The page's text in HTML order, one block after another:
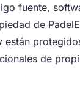
fuente,
de
están
de